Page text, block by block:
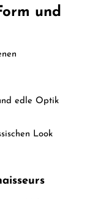
und
edle Optik
Look